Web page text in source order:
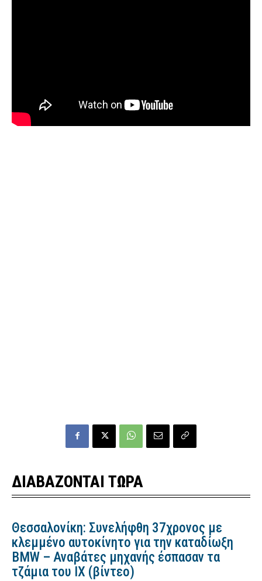
ΔΙΑΒΑΖΟΝΤΑΙ ΤΩΡΑ
Θεσσαλονίκη: Συνελήφθη 37χρονος με
κλεμμένο αυτοκίνητο για την καταδίωξη
BMW – Αναβάτες μηχανής έσπασαν τα
τζάμια του ΙΧ (βίντεο)